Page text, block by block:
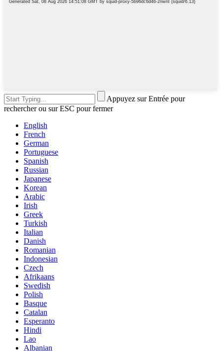
Appuyez sur Entrée pour
rechercher ou sur ESC pour fermer
English
French
German
Portuguese
Spanish
Russian
Japanese
Korean
Arabic
Irish
Greek
Turkish
Italian
Danish
Romanian
Indonesian
Czech
Afrikaans
Swedish
Polish
Basque
Catalan
Esperanto
Hindi
Lao
Albanian